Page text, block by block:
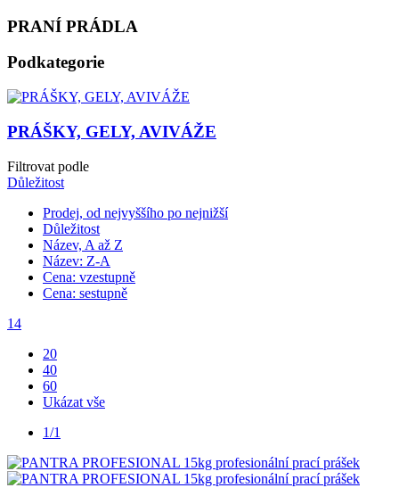
PRANÍ PRÁDLA
Podkategorie
PRÁŠKY, GELY, AVIVÁŽE
Filtrovat podle
Důležitost
Prodej, od nejvyššího po nejnižší
Důležitost
Název, A až Z
Název: Z-A
Cena: vzestupně
Cena: sestupně
14
20
40
60
Ukázat vše
1/1